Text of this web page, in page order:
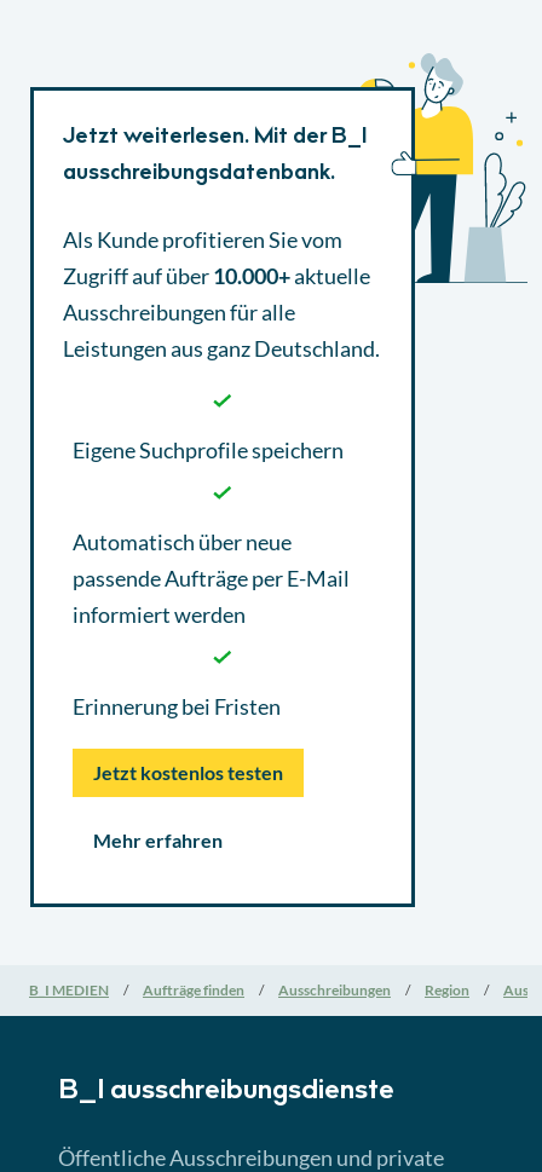
Jetzt weiterlesen. Mit der B_I
ausschreibungsdatenbank.
Als Kunde profitieren Sie vom
Zugriff auf über10.000+aktuelle
Ausschreibungenfür alle
Leistungen aus ganz Deutschland.
Eigene Suchprofile speichern
Automatisch über neue
passende Aufträge per E-Mail
informiert werden
Erinnerung bei Fristen
Jetzt kostenlos testen
Mehr erfahren
B_I MEDIEN Aufträge finden Ausschreibungen Region
B_I ausschreibungs­dienste
Öffentliche Ausschreibungen und private